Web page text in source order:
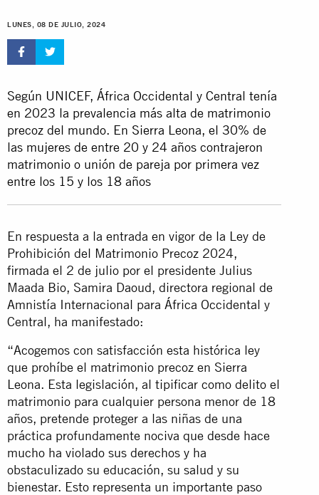
PARA SENSIBILIZAR A LA
COMUNIDAD
LUNES, 08 DE JULIO, 2024
Según UNICEF, África Occidental y Central tenía
en 2023 la prevalencia más alta de matrimonio
precoz del mundo. En Sierra Leona, el 30% de
las mujeres de entre 20 y 24 años contrajeron
matrimonio o unión de pareja por primera vez
entre los 15 y los 18 años
En respuesta a la entrada en vigor de la Ley de
Prohibición del Matrimonio Precoz 2024,
firmada el 2 de julio por el presidente Julius
Maada Bio, Samira Daoud, directora regional de
Amnistía Internacional para África Occidental y
Central, ha manifestado:
“Acogemos con satisfacción esta histórica ley
que prohíbe el matrimonio precoz en Sierra
Leona. Esta legislación, al tipificar como delito el
matrimonio para cualquier persona menor de 18
años, pretende proteger a las niñas de una
práctica profundamente nociva que desde hace
mucho ha violado sus derechos y ha
obstaculizado su educación, su salud y su
bienestar. Esto representa un importante paso